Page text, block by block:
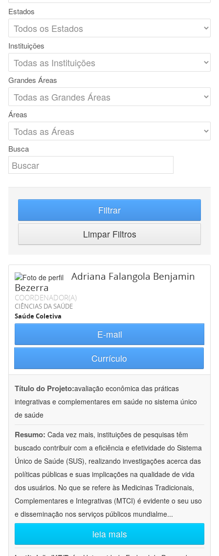
Estados
Instituições
Grandes Áreas
Áreas
Busca
Filtrar
Limpar Filtros
Adriana Falangola Benjamin
Bezerra
COORDENADOR(A)
CIÊNCIAS DA SAÚDE
Saúde Coletiva
E-mail
Currículo
Título do Projeto:avaliação econômica das práticas
integrativas e complementares em saúde no sistema único
de saúde
Resumo: Cada vez mais, instituições de pesquisas têm
buscado contribuir com a eficiência e efetividade do Sistema
Único de Saúde (SUS), realizando investigações acerca das
políticas públicas e suas implicações na qualidade de vida
dos usuários. No que se refere às Medicinas Tradicionais,
Complementares e Integrativas (MTCI) é evidente o seu uso
e disseminação nos serviços públicos mundialme...
leia mais